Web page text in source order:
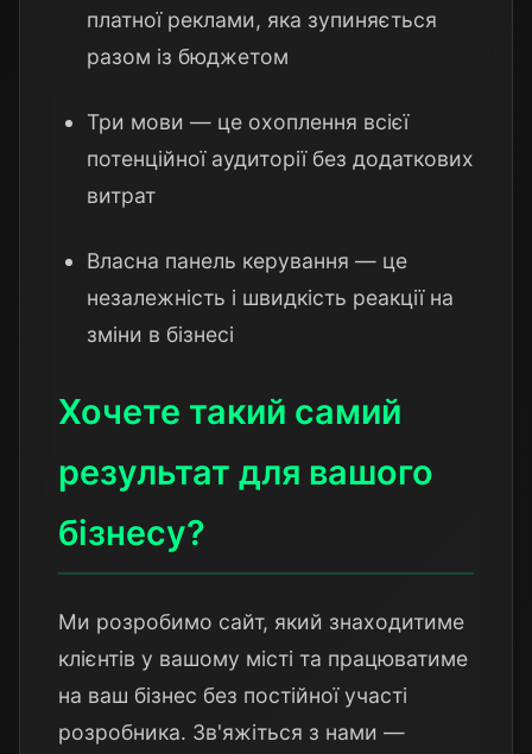
платної реклами, яка зупиняється
разом із бюджетом
Три мови — це охоплення всієї
потенційної аудиторії без додаткових
витрат
Власна панель керування — це
незалежність і швидкість реакції на
зміни в бізнесі
Хочете такий самий
результат для вашого
бізнесу?
Ми розробимо сайт, який знаходитиме
клієнтів у вашому місті та працюватиме
на ваш бізнес без постійної участі
розробника. Зв'яжіться з нами —